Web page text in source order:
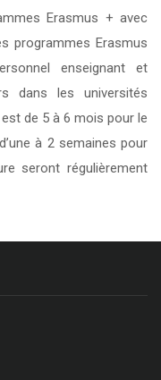
Erasmus + avec
programmes Erasmus
enseignant et
dans les universités
de 5 à 6 mois pour le
à 2 semaines pour
seront régulièrement